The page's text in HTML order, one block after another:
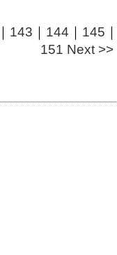
｜ 143 ｜ 144 ｜ 145
151 Next >>